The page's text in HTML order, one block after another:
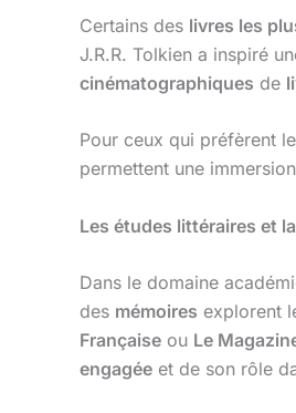
Certains des livres les
J.R.R. Tolkien a inspiré
cinématographiques de
Pour ceux qui préfèrent
permettent une
Les études littéraires et
Dans le domaine
des mémoires explorent
Française ou Le
engagée et de son rôle